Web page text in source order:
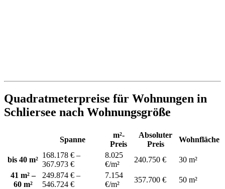
Quadratmeterpreise für Wohnungen in
Schliersee nach Wohnungsgröße
Spanne
m²-
Preis
Absoluter
Preis
Wohnfläche
bis 40 m²
168.178 € –
367.973 €
8.025
€/m²
240.750 €
30 m²
41 m² –
60 m²
249.874 € –
546.724 €
7.154
€/m²
357.700 €
50 m²